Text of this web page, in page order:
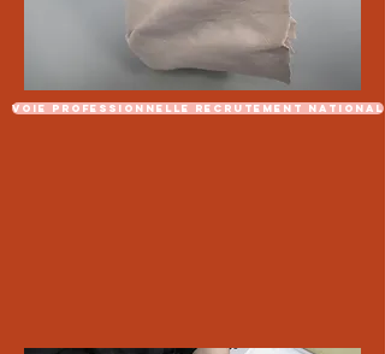
Voie professionnelle recrutement national